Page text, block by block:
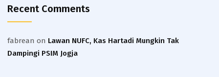
Recent Comments
fabrean on Lawan NUFC, Kas Hartadi Mungkin Tak
Dampingi PSIM Jogja